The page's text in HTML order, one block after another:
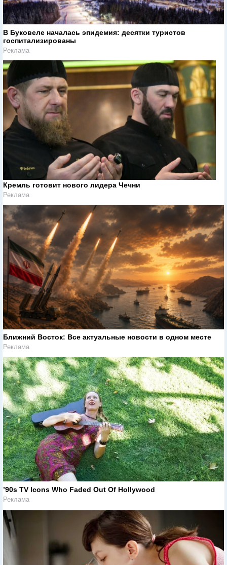
В Буковеле началась эпидемия: десятки туристов
госпитализированы
Реклама
Кремль готовит нового лидера Чечни
Реклама
Ближний Восток: Все актуальные новости в одном месте
Реклама
’90s TV Icons Who Faded Out Of Hollywood
Реклама